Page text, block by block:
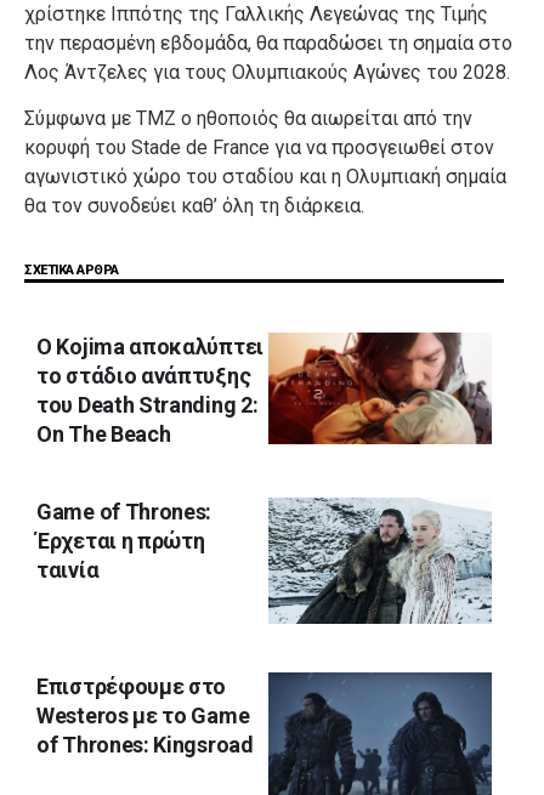
χρίστηκε Ιππότης της Γαλλικής Λεγεώνας της Τιμής
την περασμένη εβδομάδα, θα παραδώσει τη σημαία στο
Λος Άντζελες για τους Ολυμπιακούς Αγώνες του 2028.
Σύμφωνα με TMZ ο ηθοποιός θα αιωρείται από την
κορυφή του Stade de France για να προσγειωθεί στον
αγωνιστικό χώρο του σταδίου και η Ολυμπιακή σημαία
θα τον συνοδεύει καθ’ όλη τη διάρκεια.
ΣΧΕΤΙΚΑ ΑΡΘΡΑ
Ο Kojima αποκαλύπτει
το στάδιο ανάπτυξης
του Death Stranding 2:
On The Beach
Game of Thrones:
Έρχεται η πρώτη
ταινία
Επιστρέφουμε στο
Westeros με το Game
of Thrones: Kingsroad